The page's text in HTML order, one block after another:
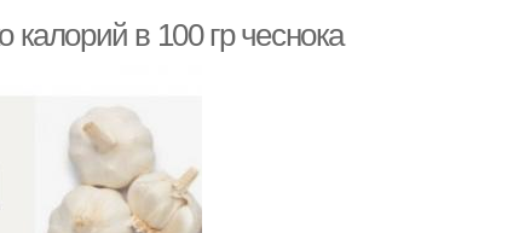
калорий в 100 гр чеснока